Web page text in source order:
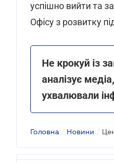
успішно вийти та
Офісу з розвитку
Не крокуй із
аналізує
ухвалювали
Головна / Новини /